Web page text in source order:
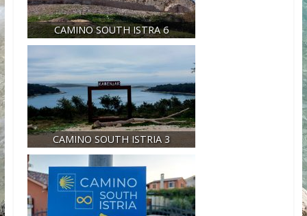
CAMINO SOUTH ISTRA 6
CAMINO SOUTH ISTRIA 3